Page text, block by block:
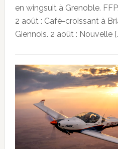
en wingsuit à Grenoble.
2 août : Café-croissant à
Giennois. 2 août : Nouvelle